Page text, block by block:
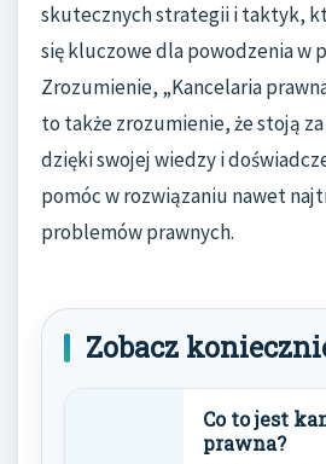
skutecznych strategii i taktyk,
się kluczowe dla powodzenia w
Zrozumienie, „Kancelaria
to także zrozumienie, że stoją
dzięki swojej wiedzy i
pomóc w rozwiązaniu nawet
problemów prawnych.
Zobacz
Co to jest
prawna?